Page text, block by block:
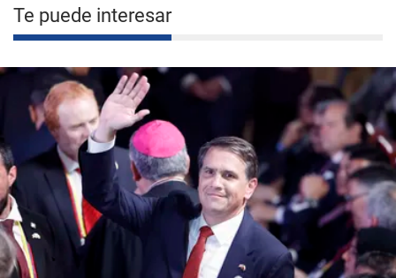
Te puede interesar